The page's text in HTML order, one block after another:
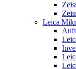
Leica